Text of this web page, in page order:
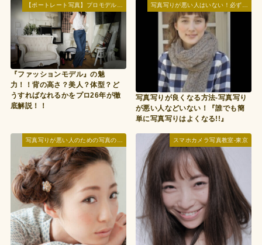
【ポートレート写真】プロモデルの撮り方撮影のコツ_ポージングや表情の引き出し方
『ファッションモデル』の魅
力！！背の高さ？美人？体型？ど
うすればなれるかをプロ26年が徹
底解説！！
写真写りが悪い人はいない！必ず美人に写る『写真の撮られ方講座』
写真写りが良くなる方法-写真写り
が悪い人などいない！『誰でも簡
単に写真写りはよくなる!!』
スマホカメラ写真教室-東京